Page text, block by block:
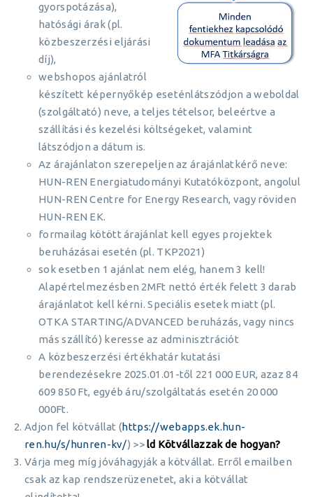
gyorspotázása),
hatósági árak (pl.
közbeszerzési eljárási
díj),
webshopos ajánlatról
készített képernyőkép eseténlátszódjon a weboldal
(szolgáltató) neve, a teljes tételsor, beleértve a
szállítási és kezelési költségeket, valamint
látszódjon a dátum is.
Az árajánlaton szerepeljen az árajánlatkérő neve:
HUN-REN Energiatudományi Kutatóközpont, angolul
HUN-REN Centre for Energy Research, vagy röviden
HUN-REN EK.
formailag kötött árajánlat kell egyes projektek
beruházásai esetén (pl. TKP2021)
sok esetben 1 ajánlat nem elég, hanem 3 kell!
Alapértelmezésben 2MFt nettó érték felett 3 darab
árajánlatot kell kérni. Speciális esetek miatt (pl.
OTKA STARTING/ADVANCED beruházás, vagy nincs
más szállító) keresse az adminisztrációt
A közbeszerzési értékhatár kutatási
berendezésekre 2025.01.01-től 221 000 EUR, azaz 84
609 850 Ft, egyéb áru/szolgáltatás esetén 20 000
000Ft.
Adjon fel kötvállat (https://webapps.ek.hun-
ren.hu/s/hunren-kv/) >>ld Kötvállazzak de hogyan?
Várja meg míg jóváhagyják a kötvállat. Erről emailben
csak az kap rendszerüzenetet, aki a kötvállat